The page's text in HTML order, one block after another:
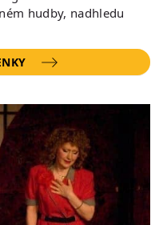
hudby, nadhledu